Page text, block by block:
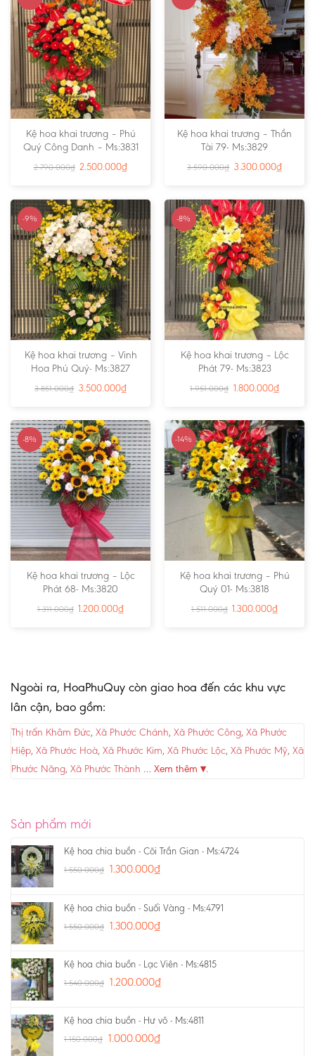
Kệ hoa khai trương – Phú
Quý Công Danh – Ms:3831
2.790.000₫ 2.500.000₫
Kệ hoa khai trương – Thần
Tài 79- Ms:3829
3.590.000₫ 3.300.000₫
-9%
Kệ hoa khai trương – Vinh
Hoa Phú Quý- Ms:3827
3.851.000₫ 3.500.000₫
-8%
Kệ hoa khai trương – Lộc
Phát 79- Ms:3823
1.951.000₫ 1.800.000₫
-8%
Kệ hoa khai trương – Lộc
Phát 68- Ms:3820
1.311.000₫ 1.200.000₫
-14%
Kệ hoa khai trương – Phú
Quý 01- Ms:3818
1.511.000₫ 1.300.000₫
Ngoài ra, HoaPhuQuy còn giao hoa đến các khu vực
lân cận, bao gồm:
Thị trấn Khâm Đức, Xã Phước Chánh, Xã Phước Công, Xã Phước
Hiệp, Xã Phước Hoà, Xã Phước Kim, Xã Phước Lộc, Xã Phước Mỹ, Xã
Phước Năng, Xã Phước Thành … Xem thêm ▾.
Sản phẩm mới
Kệ hoa chia buồn - Cõi Trần Gian - Ms:4724
1.550.000₫ 1.300.000₫
Kệ hoa chia buồn - Suối Vàng - Ms:4791
1.550.000₫ 1.300.000₫
Kệ hoa chia buồn - Lạc Viên - Ms:4815
1.540.000₫ 1.200.000₫
Kệ hoa chia buồn - Hư vô - Ms:4811
1.150.000₫ 1.000.000₫